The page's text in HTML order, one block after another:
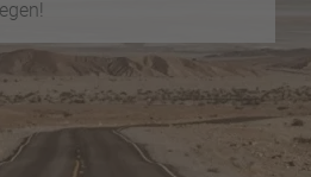
e
zi
e
e
n
K
e
F
ü
b
X /
Twitter